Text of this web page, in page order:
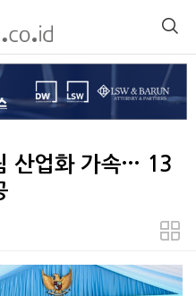
산업화 가속… 13